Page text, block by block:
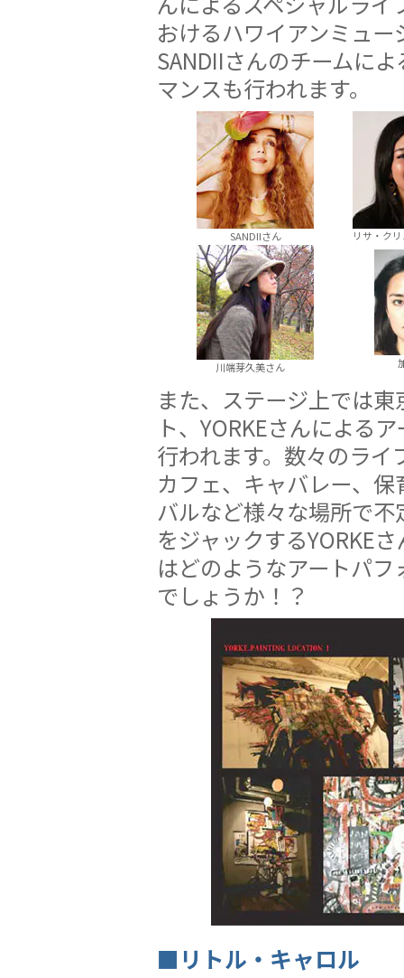
おけるハワイアンミュ
SANDIIさんのチームに
マンスも行われます。
SANDIIさん リサ・ク
川端芽久美さん
また、ステージ上では
ト、YORKEさんによる
行われます。数々のラ
カフェ、キャバレー、
バルなど様々な場所で
をジャックするYORKE
はどのようなアートパ
でしょうか！？
■リトル・キャロル